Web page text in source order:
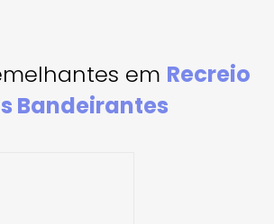
em Recreio
Bandeirantes